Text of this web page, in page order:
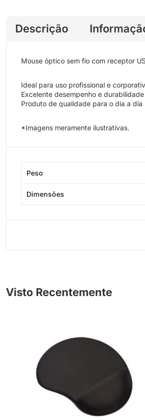
Descrição
Mouse óptico sem fio com receptor
Ideal para uso profissional e
Excelente desempenho e durabilidade
Produto de qualidade para o dia a dia
*Imagens meramente ilustrativas.
Peso
Dimensões
Visto Recentemente